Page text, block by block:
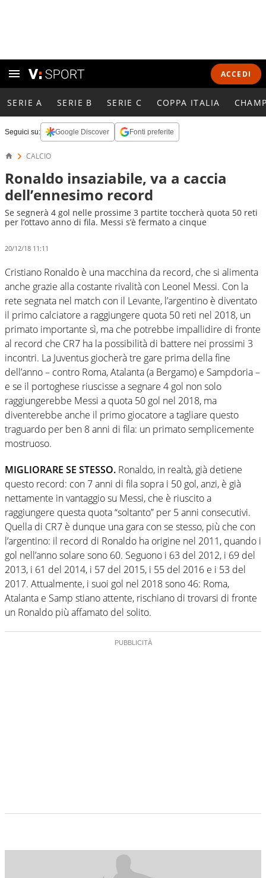
ACCEDI
SERIE A SERIE B SERIE C COPPA ITALIA
Seguici su: Google Discover Fonti preferite
CALCIO
Ronaldo insaziabile, va a caccia
dell’ennesimo record
Se segnerà 4 gol nelle prossime 3 partite toccherà quota 50 reti
per l’ottavo anno di fila. Messi s’è fermato a cinque
20/12/18 11:11
Cristiano Ronaldo è una macchina da record, che si alimenta
anche grazie alla costante rivalità con Leonel Messi. Con la
rete segnata nel match con il Levante, l’argentino è diventato
il primo calciatore a raggiungere quota 50 reti nel 2018, un
primato importante sì, ma che potrebbe impallidire di fronte
al record che CR7 ha la possibilità di battere nei prossimi 3
incontri. La Juventus giocherà tre gare prima della fine
dell’anno – contro Roma, Atalanta (a Bergamo) e Sampdoria –
e se il portoghese riuscisse a segnare 4 gol non solo
raggiungerebbe Messi a quota 50 gol nel 2018, ma
diventerebbe anche il primo giocatore a tagliare questo
traguardo per ben 8 anni di fila: un primato semplicemente
mostruoso.
MIGLIORARE SE STESSO. Ronaldo, in realtà, già detiene
questo record: con 7 anni di fila sopra i 50 gol, anzi, è già
nettamente in vantaggio su Messi, che è riuscito a
raggiungere questa quota “soltanto” per 5 anni consecutivi.
Quella di CR7 è dunque una gara con se stesso, più che con
l’argentino: il record di Ronaldo ha origine nel 2011, quando i
gol nell’anno solare sono 60. Seguono i 63 del 2012, i 69 del
2013, i 61 del 2014, i 57 del 2015, i 55 del 2016 e i 53 del
2017. Attualmente, i suoi gol nel 2018 sono 46: Roma,
Atalanta e Samp stiano attente, rischiano di trovarsi di fronte
un Ronaldo più affamato del solito.